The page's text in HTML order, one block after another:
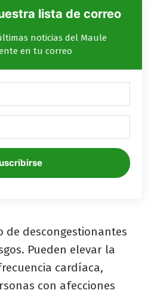
lista de correo
noticias del Maule
en tu correo
de descongestionantes
Pueden elevar la
cardíaca,
con afecciones